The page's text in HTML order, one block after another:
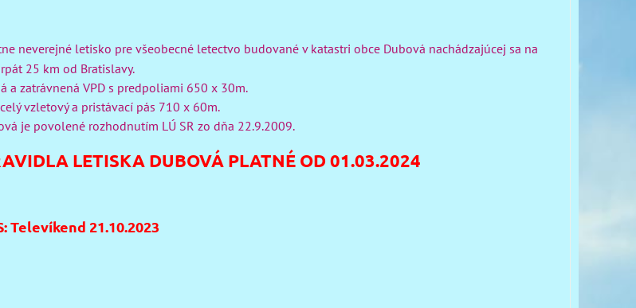
neverejné letisko pre všeobecné letectvo budované v katastri obce Dubová nachádzajúcej sa na
25 km od Bratislavy.
a zatrávnená VPD s predpoliami 650 x 30m.
vzletový a pristávací pás 710 x 60m.
je povolené rozhodnutím LÚ SR zo dňa 22.9.2009.
LETISKA DUBOVÁ PLATNÉ OD 01.03.2024
Televíkend 21.10.2023